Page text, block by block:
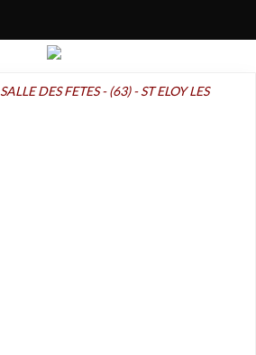
SALLE DES FETES - (63) - ST ELOY LES